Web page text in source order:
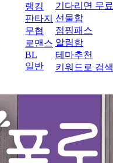
랭킹
판타지
무협
로맨스
BL
일반
기다리면 무료
선물함
점핑패스
알림함
테마추천
키워드로 검색